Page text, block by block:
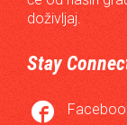
doživljaj.
Stay
